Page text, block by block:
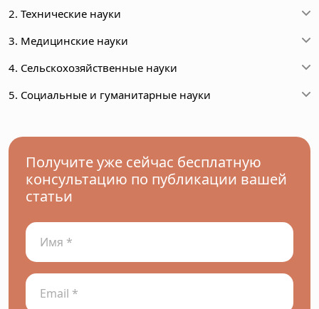
2. Технические науки
3. Медицинские науки
4. Сельскохозяйственные науки
5. Социальные и гуманитарные науки
Получите уже сейчас бесплатную
консультацию по публикации вашей
статьи